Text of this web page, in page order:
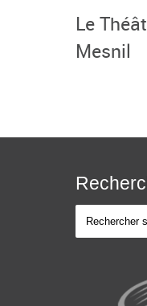
Le
Mesnil